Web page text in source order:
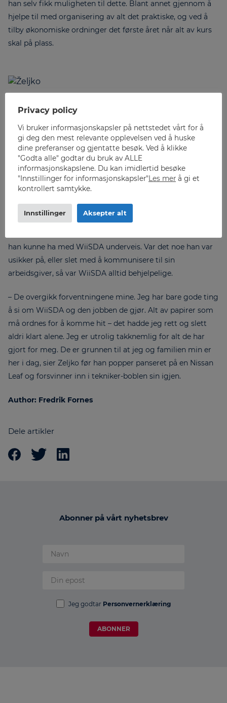
han selv fikk muligheten til dette. Blant annet gjennom å
hjelpe til med organisering av alt det praktiske, og ved å
tilby økonomiske ordninger det første året når alt av kurs
skal på plass.
– Det kan bli mye utgifter det første året, og for å gjøre det
mulig for hvem som helst å kunne gjennomføre dette må
vi se på totaløkonomien for den enkelte. Det betyr at vi
tilbyr å dekke og forskuttere en del utgifter, og bistår med
langsiktig finansiering av andre. Vi tror det er helt
nødvendig for at de fleste skal kunne lykkes, forteller
Det er én av tingene Zeljko satte stor pris på med
han kunne ha med WiiSDA underveis. Var det noe han var
usikker på, eller slet med å kommunisere til sin
arbeidsgiver, så var WiiSDA alltid behjelpelige.
– De overgikk forventningene mine. Jeg har bare gode ting
å si om WiiSDA og den jobben de gjør. Alt av papirer som
må ordnes for å komme hit – det hadde jeg rett og slett
aldri klart alene. Jeg er utrolig takknemlig for alt de har
gjort for meg. De er grunnen til at jeg og familien min er
her i dag, sier Zeljko før han popper panseret på en Nissan
Leaf og forsvinner inn i tekniker-boblen sin igjen.
Author: Fredrik Fornes
Dele artikler
Abonner på vårt nyhetsbrev
Jeg godtar Personvernerklæring
ABONNER
Privacy policy
Vi bruker informasjonskapsler på nettstedet vårt for å
gi deg den mest relevante opplevelsen ved å huske
dine preferanser og gjentatte besøk. Ved å klikke
"Godta alle" godtar du bruk av ALLE
informasjonskapslene. Du kan imidlertid besøke
"Innstillinger for informasjonskapsler" Les mer å gi et
kontrollert samtykke.
Innstillinger Aksepter alt